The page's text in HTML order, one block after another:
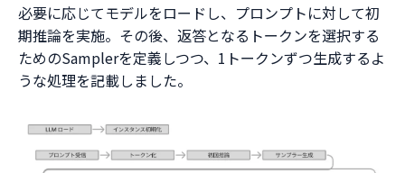
必要に応じてモデルをロードし、プロンプトに対して初
期推論を実施。その後、返答となるトークンを選択する
ためのSamplerを定義しつつ、1トークンずつ生成するよ
うな処理を記載しました。